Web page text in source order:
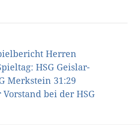
Herren
HSG Geislar-
Merkstein 31:29
Vorstand bei der HSG